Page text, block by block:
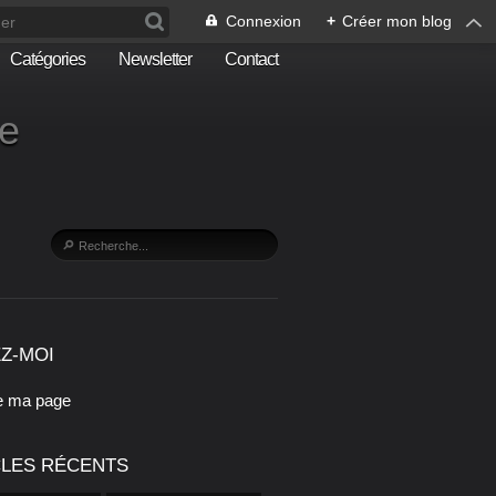
Connexion + Créer mon blog
Catégories Newsletter Contact
MOI
ma page
RÉCENTS